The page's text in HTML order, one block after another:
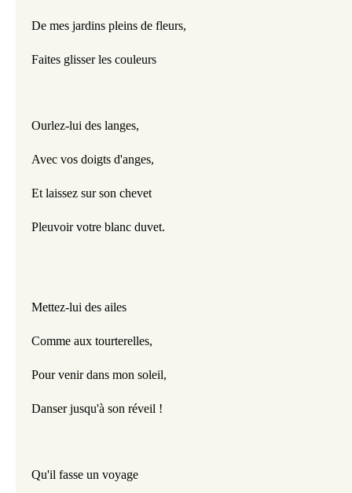
De mes jardins pleins de fleurs,
Faites glisser les couleurs
Ourlez-lui des langes,
Avec vos doigts d'anges,
Et laissez sur son chevet
Pleuvoir votre blanc duvet.
Mettez-lui des ailes
Comme aux tourterelles,
Pour venir dans mon soleil,
Danser jusqu'à son réveil !
Qu'il fasse un voyage